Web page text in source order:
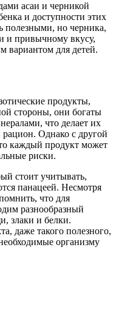
асаи и черникой
и доступности этих
полезными, но черника,
и привычному вкусу,
вариантом для детей.
продукты,
стороны, они богаты
что делает их
Однако с другой
каждый продукт может
риски.
стоит учитывать,
панацеей. Несмотря
что для
разнообразный
злаки и белки.
даже такого полезного,
организму